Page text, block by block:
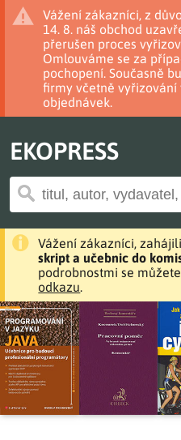
Vážení zákazníci, z
14. 8. náš obchod
přerušen proces
Omlouváme se za
pochopení. Současně
firmy včetně
objednávek.
EKOPRESS
Vážení zákazníci,
skript a učebnic do
podrobnostmi se
odkazu.